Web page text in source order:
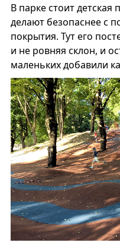
В парке стоит
делают безопаснее с
покрытия. Тут его
и не ровняя склон, и
маленьких добавили